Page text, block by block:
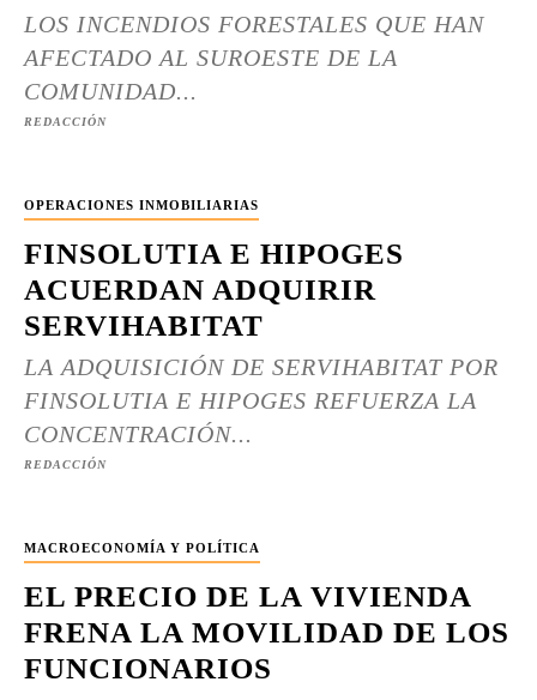
LOS INCENDIOS FORESTALES QUE HAN
AFECTADO AL SUROESTE DE LA
COMUNIDAD...
REDACCIÓN
OPERACIONES INMOBILIARIAS
FINSOLUTIA E HIPOGES
ACUERDAN ADQUIRIR
SERVIHABITAT
LA ADQUISICIÓN DE SERVIHABITAT POR
FINSOLUTIA E HIPOGES REFUERZA LA
CONCENTRACIÓN...
REDACCIÓN
MACROECONOMÍA Y POLÍTICA
EL PRECIO DE LA VIVIENDA
FRENA LA MOVILIDAD DE LOS
FUNCIONARIOS